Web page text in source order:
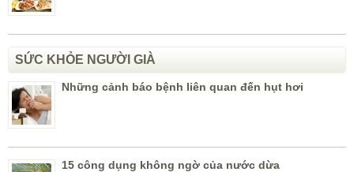
SỨC KHỎE NGƯỜI GIÀ
Những cảnh báo bệnh liên quan đến hụt hơi
15 công dụng không ngờ của nước dừa